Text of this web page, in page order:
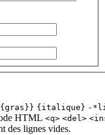
{italique} -
HTML <q> <del>
des lignes vides.